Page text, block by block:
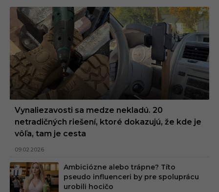
Vynaliezavosti sa medze nekladú. 20
netradičných riešení, ktoré dokazujú, že kde je
vôľa, tam je cesta
09.02.2026
Ambiciózne alebo trápne? Títo
pseudo influenceri by pre spoluprácu
urobili hocičo